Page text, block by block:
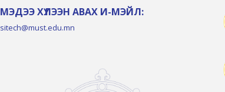
МЭДЭЭ ХҮЛЭЭН АВАХ И-МЭЙЛ:
sitech@must.edu.mn